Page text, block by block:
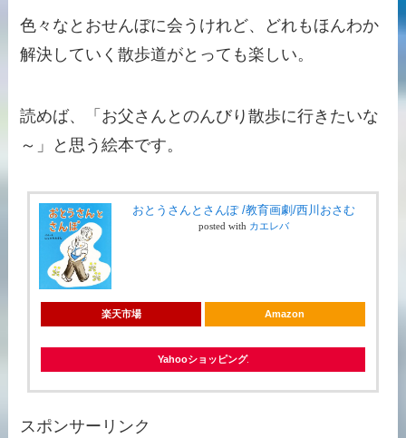
色々なとおせんぼに会うけれど、どれもほんわか
解決していく散歩道がとっても楽しい。
読めば、「お父さんとのんびり散歩に行きたいな
～」と思う絵本です。
おとうさんとさんぽ /教育画劇/西川おさむ
posted with カエレバ
楽天市場 Amazon
Yahooショッピング
スポンサーリンク